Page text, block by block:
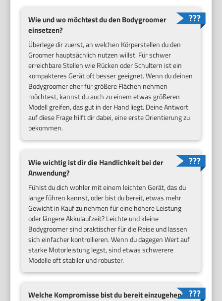
Wie und wo möchtest du den Bodygroomer
einsetzen?
Überlege dir zuerst, an welchen Körperstellen du den
Groomer hauptsächlich nutzen willst. Für schwer
erreichbare Stellen wie Rücken oder Schultern ist ein
kompakteres Gerät oft besser geeignet. Wenn du deinen
Bodygroomer eher für größere Flächen nehmen
möchtest, kannst du auch zu einem etwas größeren
Modell greifen, das gut in der Hand liegt. Deine Antwort
auf diese Frage hilft dir dabei, eine erste Orientierung zu
bekommen.
Wie wichtig ist dir die Handlichkeit bei der
Anwendung?
Fühlst du dich wohler mit einem leichten Gerät, das du
lange führen kannst, oder bist du bereit, etwas mehr
Gewicht in Kauf zu nehmen für eine höhere Leistung
oder längere Akkulaufzeit? Leichte und kleine
Bodygroomer sind praktischer für die Reise und lassen
sich einfacher kontrollieren. Wenn du dagegen Wert auf
starke Motorleistung legst, sind etwas schwerere
Modelle oft stabiler und robuster.
Welche Kompromisse bist du bereit einzugehen?